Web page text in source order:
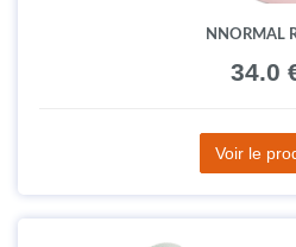
NNORMAL
34.0
Voir le